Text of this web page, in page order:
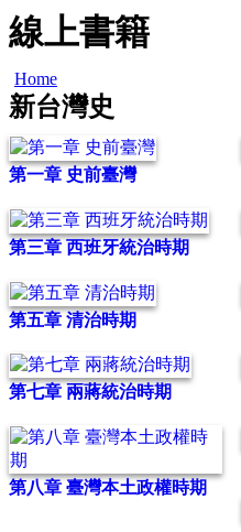
線上書籍
Home
新台灣史
第一章 史前臺灣
第三章 西班牙統治時期
第五章 清治時期
第七章 兩蔣統治時期
第八章 臺灣本土政權時期